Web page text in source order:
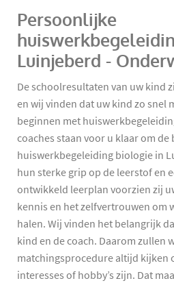
Persoonlijke
Luinjeberd -
De schoolresultaten van uw kind
en wij vinden dat uw kind zo snel
beginnen met
coaches staan voor u klaar om de
huiswerkbegeleiding biologie in
hun sterke grip op de leerstof en
ontwikkeld leerplan voorzien zij
kennis en het zelfvertrouwen om
halen. Wij vinden het belangrijk
kind en de coach. Daarom zullen
matchingsprocedure altijd kijken
interesses of hobby’s zijn. Dat